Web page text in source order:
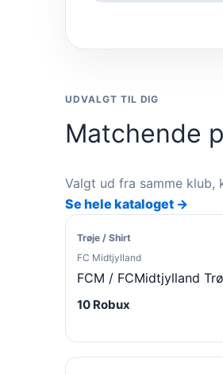
UDVALGT TIL DIG
Matchende
Valgt ud fra samme klub,
Se hele kataloget →
Trøje / Shirt
FC Midtjylland
FCM / FCMidtjylland
10 Robux